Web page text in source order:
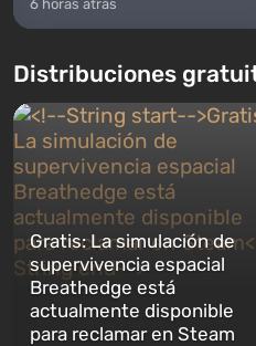
6 horas atrás
Distribuciones
Gratis: La simulación de
supervivencia espacial
Breathedge está
actualmente disponible
para reclamar en Steam